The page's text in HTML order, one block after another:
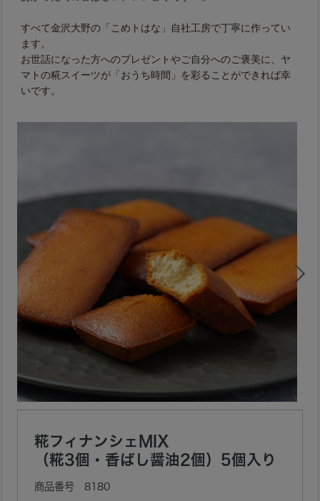
すべて金沢大野の「こめトはな」自社工房で丁寧に作ってい
ます。
お世話になった方へのプレゼントやご自分へのご褒美に、ヤ
マトの糀スイーツが「おうち時間」を彩ることができれば幸
いです。
糀フィナンシェMIX
（糀3個・香ばし醤油2個）5個入り
8180